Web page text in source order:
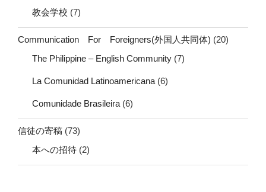
教会学校 (7)
Communication For Foreigners(外国人共同体) (20)
The Philippine – English Community (7)
La Comunidad Latinoamericana (6)
Comunidade Brasileira (6)
信徒の寄稿 (73)
本への招待 (2)